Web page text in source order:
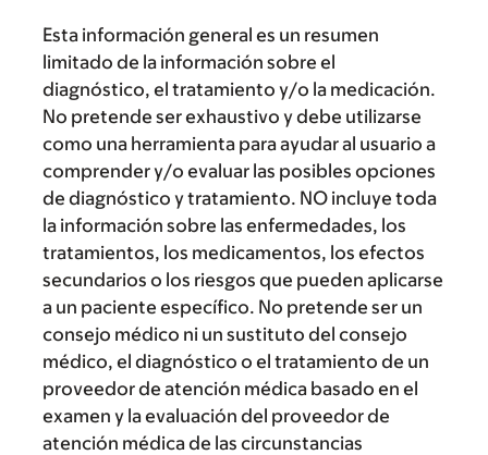
Esta información general es un resumen
limitado de la información sobre el
diagnóstico, el tratamiento y/o la medicación.
No pretende ser exhaustivo y debe utilizarse
como una herramienta para ayudar al usuario a
comprender y/o evaluar las posibles opciones
de diagnóstico y tratamiento. NO incluye toda
la información sobre las enfermedades, los
tratamientos, los medicamentos, los efectos
secundarios o los riesgos que pueden aplicarse
a un paciente específico. No pretende ser un
consejo médico ni un sustituto del consejo
médico, el diagnóstico o el tratamiento de un
proveedor de atención médica basado en el
examen y la evaluación del proveedor de
atención médica de las circunstancias